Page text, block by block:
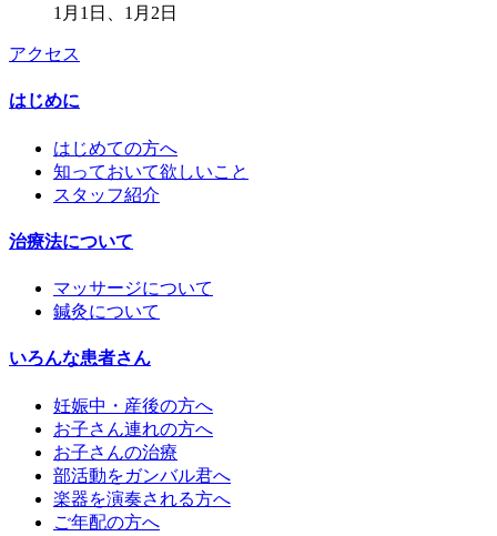
1月1日、1月2日
アクセス
はじめに
はじめての方へ
知っておいて欲しいこと
スタッフ紹介
治療法について
マッサージについて
鍼灸について
いろんな患者さん
妊娠中・産後の方へ
お子さん連れの方へ
お子さんの治療
部活動をガンバル君へ
楽器を演奏される方へ
ご年配の方へ